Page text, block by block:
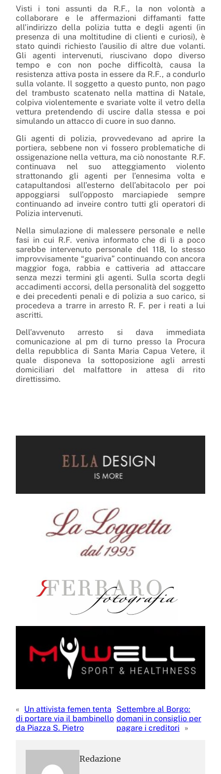
Visti i toni assunti da R.F., la non volontà a
collaborare e le affermazioni diffamanti fatte
all’indirizzo della polizia tutta e degli agenti (in
presenza di una moltitudine di clienti e curiosi), è
stato quindi richiesto l’ausilio di altre due volanti.
Gli agenti intervenuti, riuscivano dopo diverso
tempo e con non poche difficoltà, causa la
resistenza attiva posta in essere da R.F., a condurlo
sulla volante. Il soggetto a questo punto, non pago
del trambusto scatenato nella mattina di Natale,
colpiva violentemente e svariate volte il vetro della
vettura pretendendo di uscire dalla stessa e poi
simulando un attacco di cuore in suo danno.
Gli agenti di polizia, provvedevano ad aprire la
portiera, sebbene non vi fossero problematiche di
ossigenazione nella vettura, ma ciò nonostante R.F.
continuava nel suo atteggiamento violento
strattonando gli agenti per l’ennesima volta e
catapultandosi all’esterno dell’abitacolo per poi
appoggiarsi sull’opposto marciapiede sempre
continuando ad inveire contro tutti gli operatori di
Polizia intervenuti.
Nella simulazione di malessere personale e nelle
fasi in cui R.F. veniva informato che di lì a poco
sarebbe intervenuto personale del 118, lo stesso
improvvisamente “guariva” continuando con ancora
maggior foga, rabbia e cattiveria ad attaccare
senza mezzi termini gli agenti. Sulla scorta degli
accadimenti accorsi, della personalità del soggetto
e dei precedenti penali e di polizia a suo carico, si
procedeva a trarre in arresto R. F. per i reati a lui
ascritti.
Dell’avvenuto arresto si dava immediata
comunicazione al pm di turno presso la Procura
della repubblica di Santa Maria Capua Vetere, il
quale disponeva la sottoposizione agli arresti
domiciliari del malfattore in attesa di rito
direttissimo.
« Un attivista femen tenta
di portare via il bambinello
da Piazza S. Pietro
Settembre al Borgo:
domani in consiglio per
pagare i creditori
»
Redazione